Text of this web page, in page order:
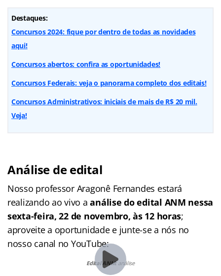
Destaques:
Concursos 2024: fique por dentro de todas as novidades
aqui!
Concursos abertos: confira as oportunidades!
Concursos Federais: veja o panorama completo dos editais!
Concursos Administrativos: iniciais de mais de R$ 20 mil.
Veja!
Análise de edital
Nosso professor Aragonê Fernandes estará
realizando ao vivo aanálise doedital ANM nessa
sexta-feira, 22 de novembro, às 12 horas;
aproveite a oportunidade e junte-se a nós no
nosso canal no YouTube:
Edital ANM:análise